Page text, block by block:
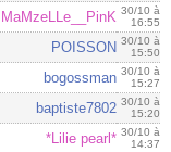
MaMzeLLe__PinK 30/10 à
16:55
POISSON 30/10 à
15:50
bogossman 30/10 à
15:27
baptiste7802 30/10 à
15:20
*Lilie pearl* 30/10 à
14:37